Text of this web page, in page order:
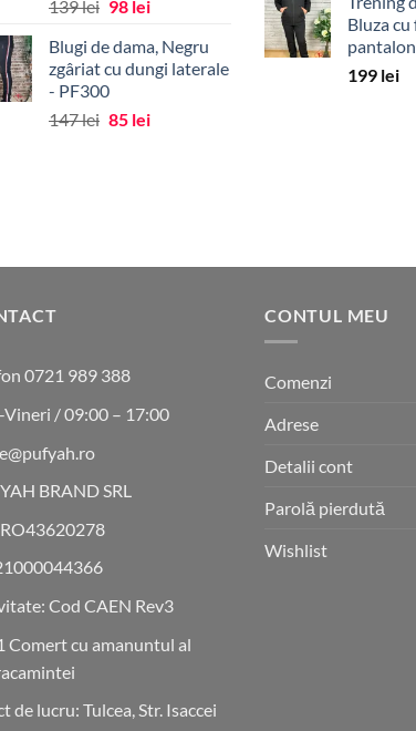
în
pagina
produsului.
în
139lei Prețul
a
fost:
139 lei.
98 leiPrețul
este:
98 lei.
Blugi de dama, Negru
zgâriat cu dungi laterale
- PF300
147lei Prețul
85 leiPrețul
a
Bluza
199 lei
0721 989 388
Vineri / 09:00 – 17:00
BRAND SRL
Cod CAEN Rev3
Comert cu amanuntul al
de lucru: Tulcea, Str. Isaccei
CONTUL MEU
Comenzi
Adrese
Detalii cont
Parolă pierdută
Wishlist